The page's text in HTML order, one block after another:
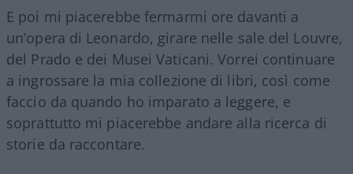
E poi mi piacerebbe fermarmi ore davanti a
un’opera di Leonardo, girare nelle sale del Louvre,
del Prado e dei Musei Vaticani. Vorrei continuare
a ingrossare la mia collezione di libri, così come
faccio da quando ho imparato a leggere, e
soprattutto mi piacerebbe andare alla ricerca di
storie da raccontare.